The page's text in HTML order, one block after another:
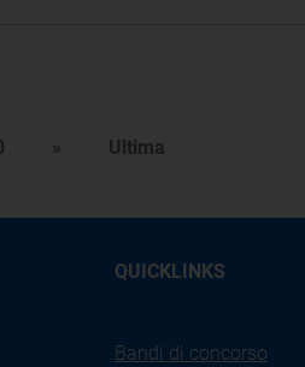
» Ultima
QUICKLINKS
Bandi di concorso